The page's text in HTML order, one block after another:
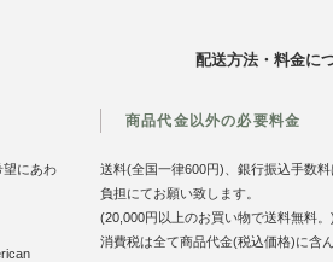
望にあわ
配送方法・料金に
商品代金以外の必要料金
送料(全国一律600円)、銀行振込手数
負担にてお願い致します。
(20,000円以上のお買い物で送料無料。)
消費税は全て商品代金(税込価格)に含